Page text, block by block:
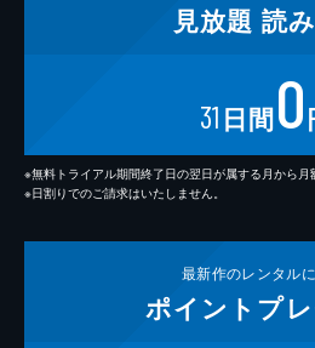
見放題 読
31 日間0
※無料トライアル期間終了日の翌日が属する月から月
※日割りでのご請求はいたしません。
最新作のレンタル
ポイント プ